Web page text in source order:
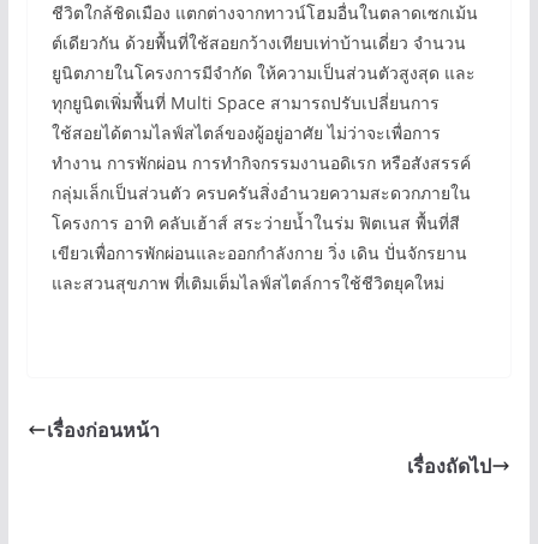
ชีวิตใกล้ชิดเมือง แตกต่างจากทาวน์โฮมอื่นในตลาดเซกเม้น
ต์เดียวกัน ด้วยพื้นที่ใช้สอยกว้างเทียบเท่าบ้านเดี่ยว จำนวน
ยูนิตภายในโครงการมีจำกัด ให้ความเป็นส่วนตัวสูงสุด และ
ทุกยูนิตเพิ่มพื้นที่ Multi Space สามารถปรับเปลี่ยนการ
ใช้สอยได้ตามไลฟ์สไตล์ของผู้อยู่อาศัย ไม่ว่าจะเพื่อการ
ทำงาน การพักผ่อน การทำกิจกรรมงานอดิเรก หรือสังสรรค์
กลุ่มเล็กเป็นส่วนตัว ครบครันสิ่งอำนวยความสะดวกภายใน
โครงการ อาทิ คลับเฮ้าส์ สระว่ายน้ำในร่ม ฟิตเนส พื้นที่สี
เขียวเพื่อการพักผ่อนและออกกำลังกาย วิ่ง เดิน ปั่นจักรยาน
และสวนสุขภาพ ที่เติมเต็มไลฟ์สไตล์การใช้ชีวิตยุคใหม่
เรื่องก่อนหน้า
เรื่องถัดไป